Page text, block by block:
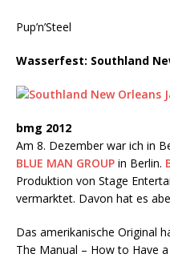
Pup’n’Steel
Wasserfest: Southland
bmg 2012
Am 8. Dezember war ich in
BLUE MAN GROUP in Berlin.
Produktion von Stage
vermarktet. Davon hat es
Das amerikanische Original
The Manual – How to Have